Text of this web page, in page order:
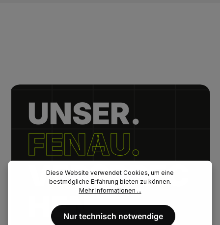
UNSER.
FENAU.
VERSPREC
HEN.
Diese Website verwendet Cookies, um eine
bestmögliche Erfahrung bieten zu können.
Mehr Informationen ...
Nur technisch notwendige